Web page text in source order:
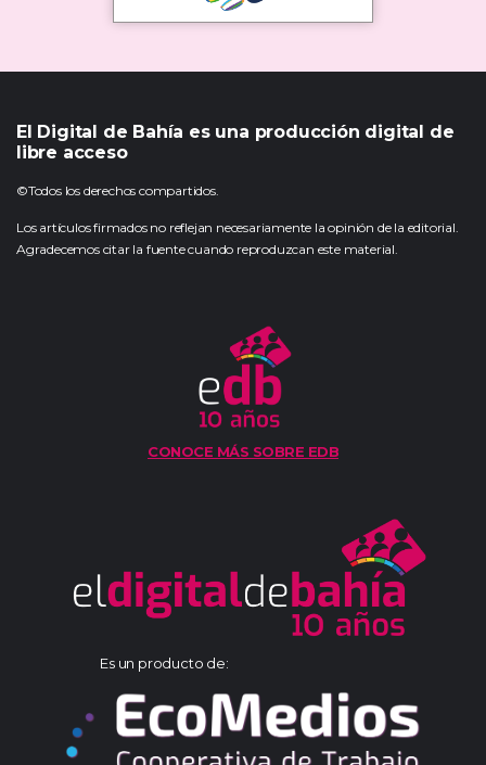
El Digital de Bahía es una producción digital de
libre acceso
©Todos los derechos compartidos.
Los artículos firmados no reflejan necesariamente la opinión de la editorial.
Agradecemos citar la fuente cuando reproduzcan este material.
CONOCE MÁS SOBRE EDB
Es un producto de: